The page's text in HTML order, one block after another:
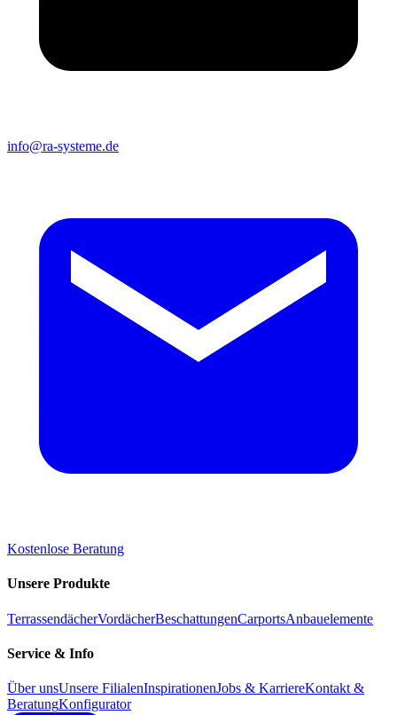
info@ra-systeme.de
Kostenlose Beratung
Unsere Produkte
TerrassendächerVordächerBeschattungenCarportsAnbauelemente
Service & Info
Über unsUnsere FilialenInspirationenJobs & KarriereKontakt &
BeratungKonfigurator